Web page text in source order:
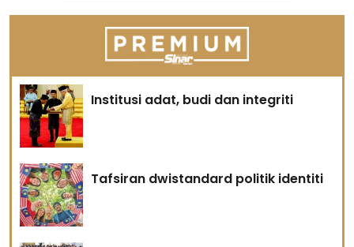
Institusi adat, budi dan integriti
Tafsiran dwistandard politik identiti